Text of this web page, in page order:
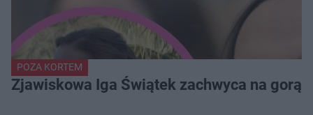
POZA KORTEM
Zjawiskowa Iga Świątek zachwyca na